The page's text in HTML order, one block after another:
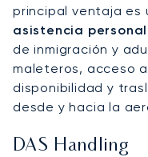
principal ventaja es
asistencia
de inmigración y
maleteros, acceso a
disponibilidad y
desde y hacia la
DAS Handling